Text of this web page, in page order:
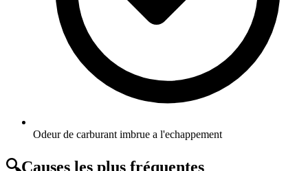
Odeur de carburant imbrue a l'echappement
🔍Causes les plus fréquentes